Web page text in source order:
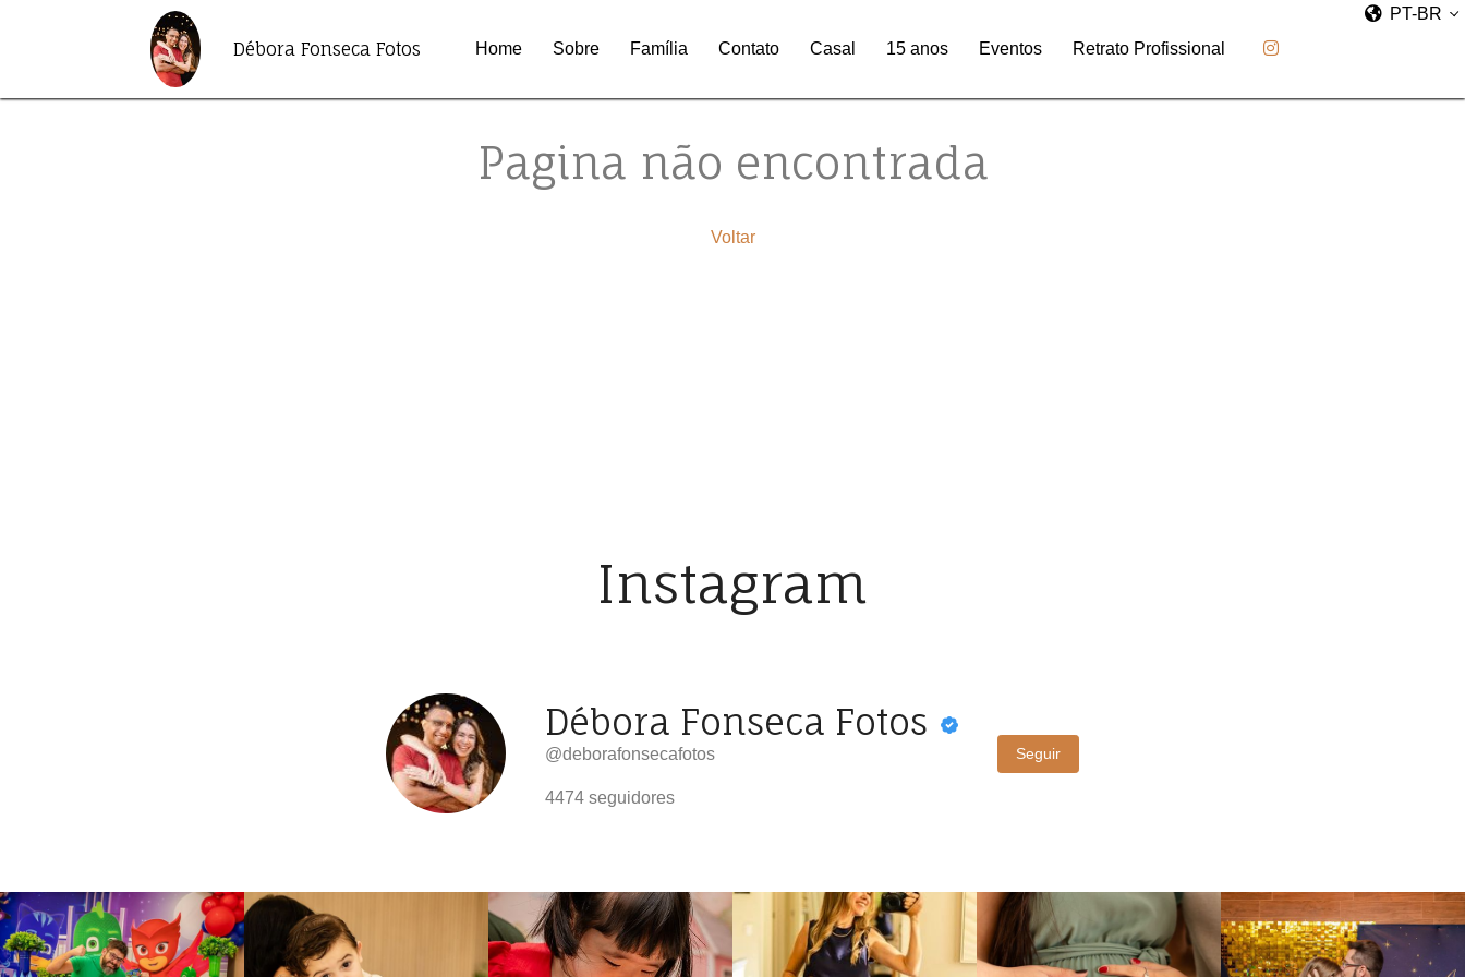
Débora Fonseca Fotos Home Sobre Família Contato Casal 15 anos Eventos Retrato Profissional
PT-BR
Pagina não encontrada
Voltar
Instagram
Débora Fonseca Fotos
@deborafonsecafotos
4474 seguidores
Seguir